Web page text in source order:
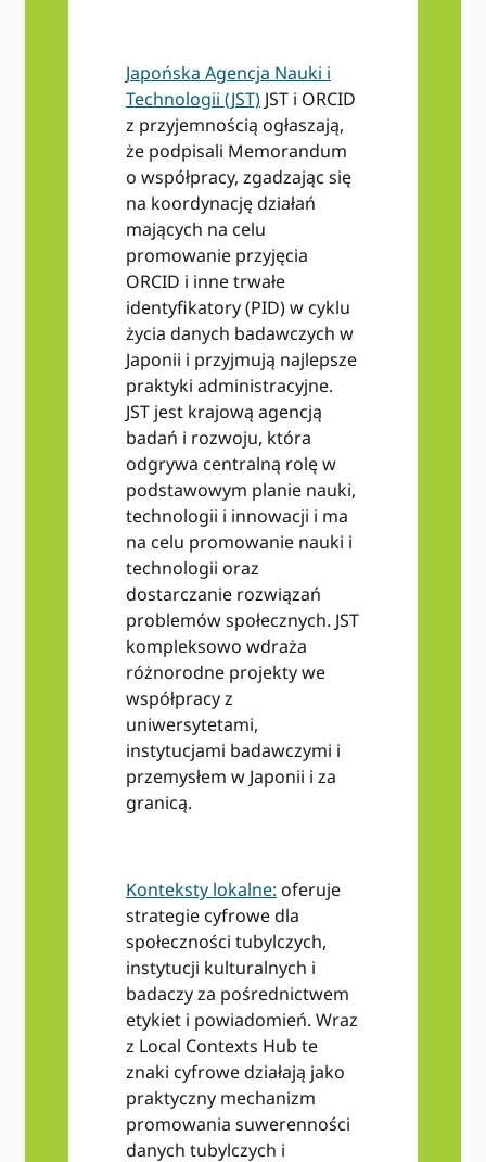
Japońska Agencja Nauki i
Technologii (JST)JST i ORCID
z przyjemnością ogłaszają,
że podpisali Memorandum
o współpracy, zgadzając się
na koordynację działań
mających na celu
promowanie przyjęcia
ORCID i inne trwałe
identyfikatory (PID) w cyklu
życia danych badawczych w
Japonii i przyjmują najlepsze
praktyki administracyjne.
JST jest krajową agencją
badań i rozwoju, która
odgrywa centralną rolę w
podstawowym planie nauki,
technologii i innowacji i ma
na celu promowanie nauki i
technologii oraz
dostarczanie rozwiązań
problemów społecznych. JST
kompleksowo wdraża
różnorodne projekty we
współpracy z
uniwersytetami,
instytucjami badawczymi i
przemysłem w Japonii i za
granicą.
Konteksty lokalne: oferuje
strategie cyfrowe dla
społeczności tubylczych,
instytucji kulturalnych i
badaczy za pośrednictwem
etykiet i powiadomień. Wraz
z Local Contexts Hub te
znaki cyfrowe działają jako
praktyczny mechanizm
promowania suwerenności
danych tubylczych i